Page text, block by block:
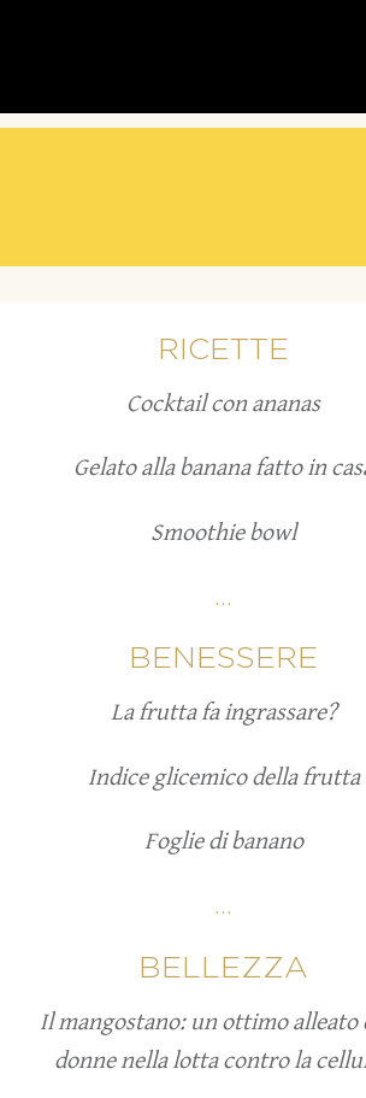
RICETTE
Cocktail con ananas
Gelato alla banana fatto in
Smoothie bowl
...
BENESSERE
La frutta fa ingrassare?
Indice glicemico della frutta
Foglie di banano
...
BELLEZZA
Il mangostano: un ottimo alleato
donne nella lotta contro la